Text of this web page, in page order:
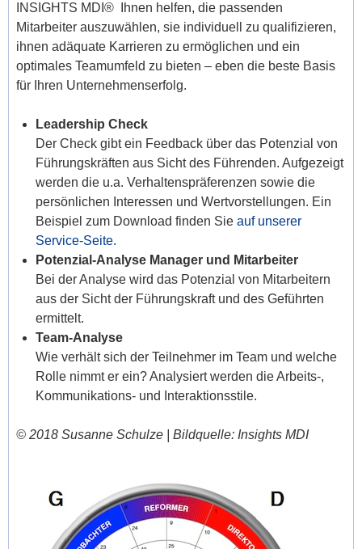
INSIGHTS MDI® Ihnen helfen, die passenden
Mitarbeiter auszuwählen, sie individuell zu qualifizieren,
ihnen adäquate Karrieren zu ermöglichen und ein
optimales Teamumfeld zu bieten – eben die beste Basis
für Ihren Unternehmenserfolg.
Leadership Check
Der Check gibt ein Feedback über das Potenzial von
Führungskräften aus Sicht des Führenden. Aufgezeigt
werden die u.a. Verhaltenspräferenzen sowie die
persönlichen Interessen und Wertvorstellungen. Ein
Beispiel zum Download finden Sie auf unserer
Service-Seite.
Potenzial-Analyse Manager und Mitarbeiter
Bei der Analyse wird das Potenzial von Mitarbeitern
aus der Sicht der Führungskraft und des Geführten
ermittelt.
Team-Analyse
Wie verhält sich der Teilnehmer im Team und welche
Rolle nimmt er ein? Analysiert werden die Arbeits-,
Kommunikations- und Interaktionsstile.
© 2018 Susanne Schulze | Bildquelle: Insights MDI